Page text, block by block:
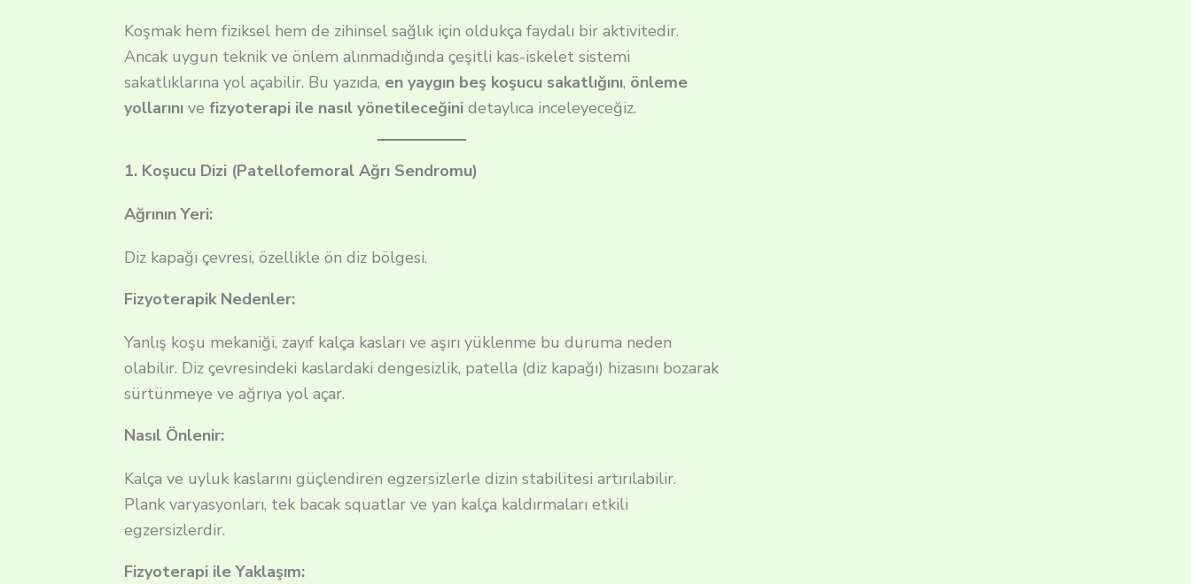
Koşmak hem fiziksel hem de zihinsel sağlık için oldukça faydalı bir aktivitedir.
Ancak uygun teknik ve önlem alınmadığında çeşitli kas-iskelet sistemi
sakatlıklarına yol açabilir. Bu yazıda, en yaygın beş koşucu sakatlığını, önleme
yollarını vefizyoterapi ile nasıl yönetileceğini detaylıca inceleyeceğiz.
1. Koşucu Dizi (Patellofemoral Ağrı Sendromu)
Ağrının Yeri:
Diz kapağı çevresi, özellikle ön diz bölgesi.
Fizyoterapik Nedenler:
Yanlış koşu mekaniği, zayıf kalça kasları ve aşırı yüklenme bu duruma neden
olabilir. Diz çevresindeki kaslardaki dengesizlik, patella (diz kapağı) hizasını bozarak
sürtünmeye ve ağrıya yol açar.
Nasıl Önlenir:
Kalça ve uyluk kaslarını güçlendiren egzersizlerle dizin stabilitesi artırılabilir.
Plank varyasyonları, tek bacak squatlar ve yan kalça kaldırmaları etkili
egzersizlerdir.
Fizyoterapi ile Yaklaşım: